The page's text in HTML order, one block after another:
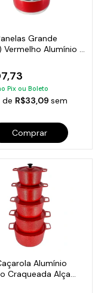
Grande
Alumínio 3
Pix ou Boleto
de R$33,09 sem
Comprar
Alumínio
Craqueada Alça